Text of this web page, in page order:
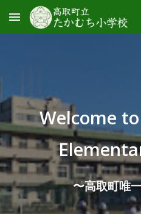
Skip to main content
Welcome
〜高取町唯